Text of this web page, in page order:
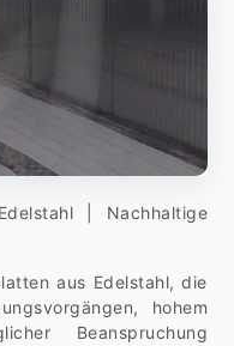
| Nachhaltige
aus Edelstahl, die
hohem
Beanspruchung